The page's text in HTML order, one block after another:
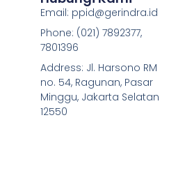
Email: ppid@gerindra.id
Phone: (021) 7892377,
7801396
Address: Jl. Harsono RM
no. 54, Ragunan, Pasar
Minggu, Jakarta Selatan
12550